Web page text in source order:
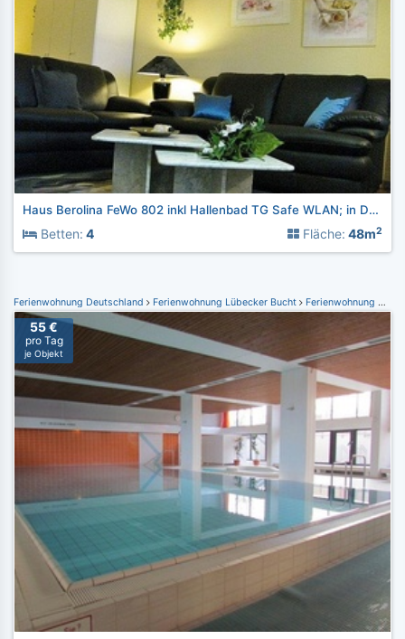
Haus Berolina FeWo 802 inkl Hallenbad TG Safe WLAN; in Dahme
Betten: 4 Fläche: 48m2
Ferienwohnung Deutschland Ferienwohnung Lübecker Bucht Ferienwohnung Dahme
55 €
pro Tag
je Objekt